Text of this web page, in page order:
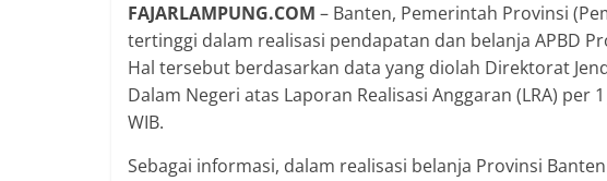
FAJARLAMPUNG.COM – Banten, Pemerintah Provinsi
tertinggi dalam realisasi pendapatan dan belanja APBD
Hal tersebut berdasarkan data yang diolah Direktorat
Dalam Negeri atas Laporan Realisasi Anggaran (LRA) per
WIB.
Sebagai informasi, dalam realisasi belanja Provinsi